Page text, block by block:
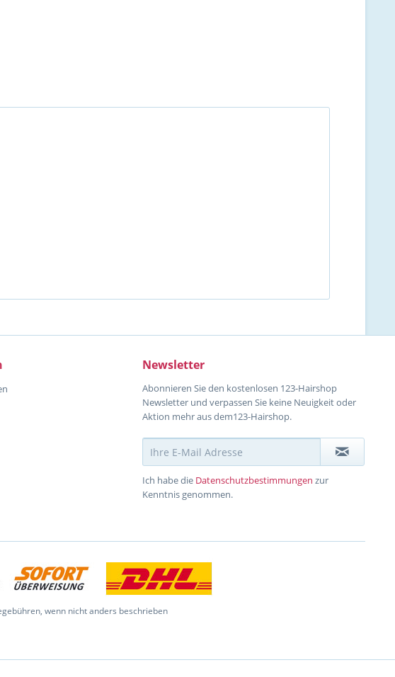
Newsletter
Abonnieren Sie den kostenlosen 123-Hairshop
Newsletter und verpassen Sie keine Neuigkeit oder
Aktion mehr aus dem123-Hairshop.
Ich habe die Datenschutzbestimmungen zur
Kenntnis genommen.
wenn nicht anders beschrieben